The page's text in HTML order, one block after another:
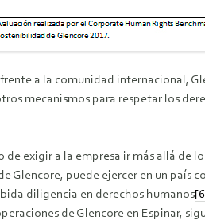
a la comunidad internacional,
mecanismos para respetar los
exigir a la empresa ir más allá de
puede ejercer en un país
diligencia en derechos humanos
de Glencore en Espinar,